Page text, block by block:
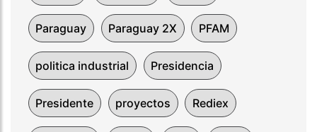
Paraguay Paraguay 2X PFAM
politica industrial Presidencia
Presidente proyectos Rediex